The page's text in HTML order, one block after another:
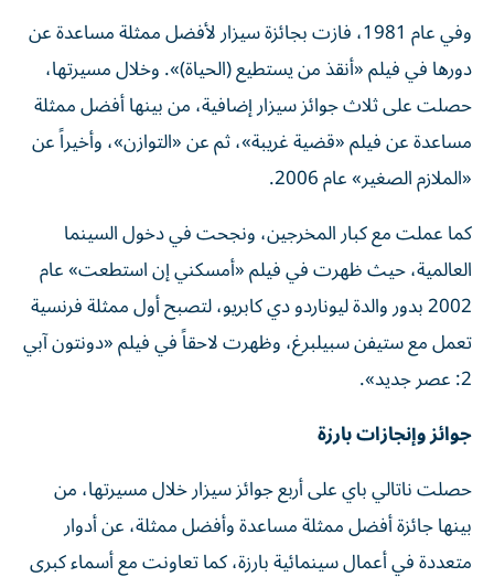
وفي عام 1981، فازت بجائزة سيزار لأفضل ممثلة مساعدة عن
دورها في فيلم «أنقذ من يستطيع (الحياة)». وخلال مسيرتها،
حصلت على ثلاث جوائز سيزار إضافية، من بينها أفضل ممثلة
مساعدة عن فيلم «قضية غريبة»، ثم عن «التوازن»، وأخيراً عن
«الملازم الصغير» عام 2006.
كما عملت مع كبار المخرجين، ونجحت في دخول السينما
العالمية، حيث ظهرت في فيلم «أمسكني إن استطعت» عام
2002 بدور والدة ليوناردو دي كابريو، لتصبح أول ممثلة فرنسية
تعمل مع ستيفن سبيلبرغ، وظهرت لاحقاً في فيلم «دونتون آبي
2: عصر جديد».
جوائز وإنجازات بارزة
حصلت ناتالي باي على أربع جوائز سيزار خلال مسيرتها، من
بينها جائزة أفضل ممثلة مساعدة وأفضل ممثلة، عن أدوار
متعددة في أعمال سينمائية بارزة، كما تعاونت مع أسماء كبرى